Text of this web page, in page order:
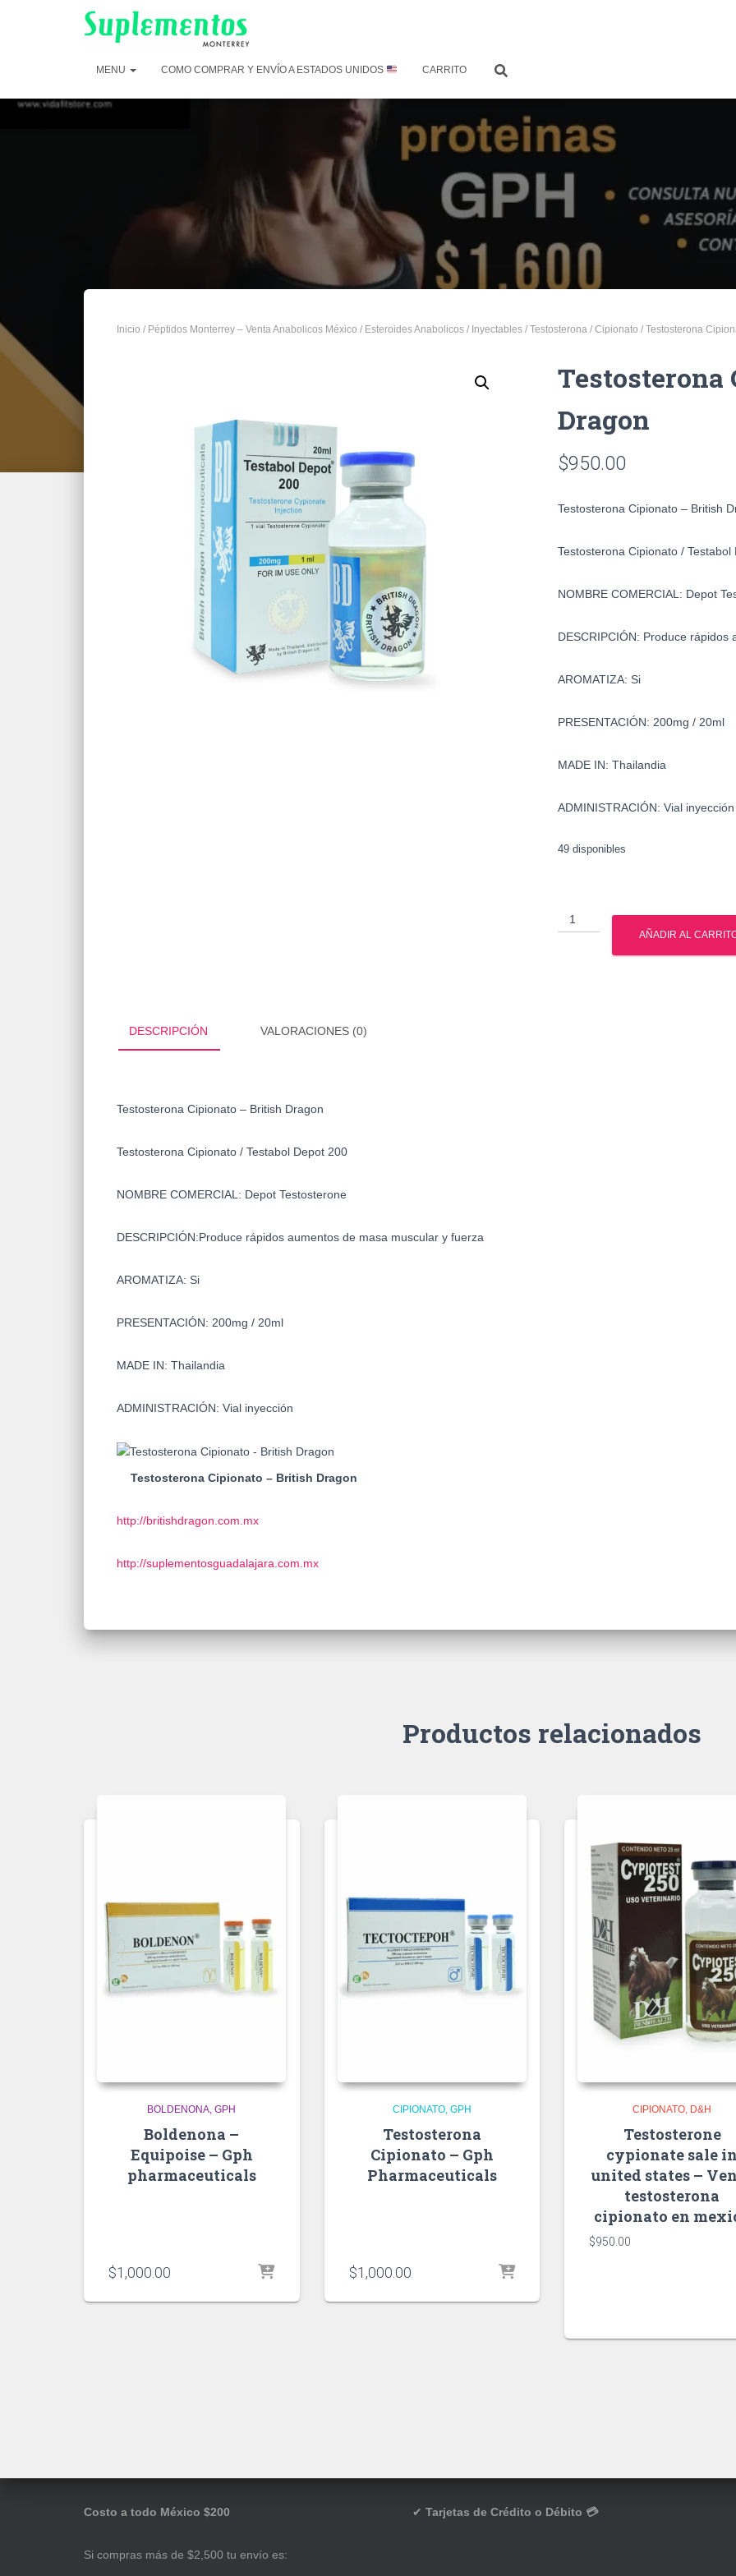
MENU COMO COMPRAR Y ENVÍO A ESTADOS UNIDOS CARRITO
Inicio / Péptidos Monterrey – Venta Anabolicos México / Esteroides Anabolicos / Inyectables / Testosterona / Cipionato / Testosterona
Dragon
$950.00
Testosterona Cipionato – British
Testosterona Cipionato / Testabol
NOMBRE COMERCIAL: Depot
DESCRIPCIÓN: Produce rápidos
AROMATIZA: Si
PRESENTACIÓN: 200mg / 20ml
MADE IN: Thailandia
ADMINISTRACIÓN: Vial inyección
49 disponibles
Testosterona
Cipionato
AÑADIR AL
DESCRIPCIÓN VALORACIONES (0)
Testosterona Cipionato – British Dragon
Testosterona Cipionato / Testabol Depot 200
NOMBRE COMERCIAL: Depot Testosterone
DESCRIPCIÓN:Produce rápidos aumentos de masa muscular y fuerza
AROMATIZA: Si
PRESENTACIÓN: 200mg / 20ml
MADE IN: Thailandia
ADMINISTRACIÓN: Vial inyección
Testosterona Cipionato – British Dragon
http://britishdragon.com.mx
http://suplementosguadalajara.com.mx
Productos relacionados
BOLDENONA GPH
Boldenona –
Equipoise – Gph
pharmaceuticals
$1,000.00
CIPIONATO GPH
Testosterona
Cipionato – Gph
Pharmaceuticals
$1,000.00
CIPIONATO D&H
Testosterone
cypionate sale
united states –
testosterona
cipionato en
$950.00
Costo a todo México $200
Si compras más de $2,500 tu envío es:
✔ Tarjetas de Crédito o Débito 💳